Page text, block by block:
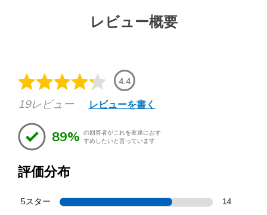
レビュー概要
4.4
19レビュー レビューを書く
89% の回答者がこれを友達におす
すめしたいと言っています
評価分布
5スター 14